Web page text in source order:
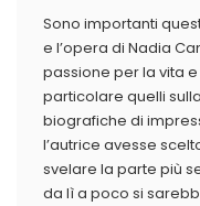
Sono importanti
e l’opera di Nadia
passione per la vita
particolare quelli
biografiche di
l’autrice avesse
svelare la parte più
da lì a poco si